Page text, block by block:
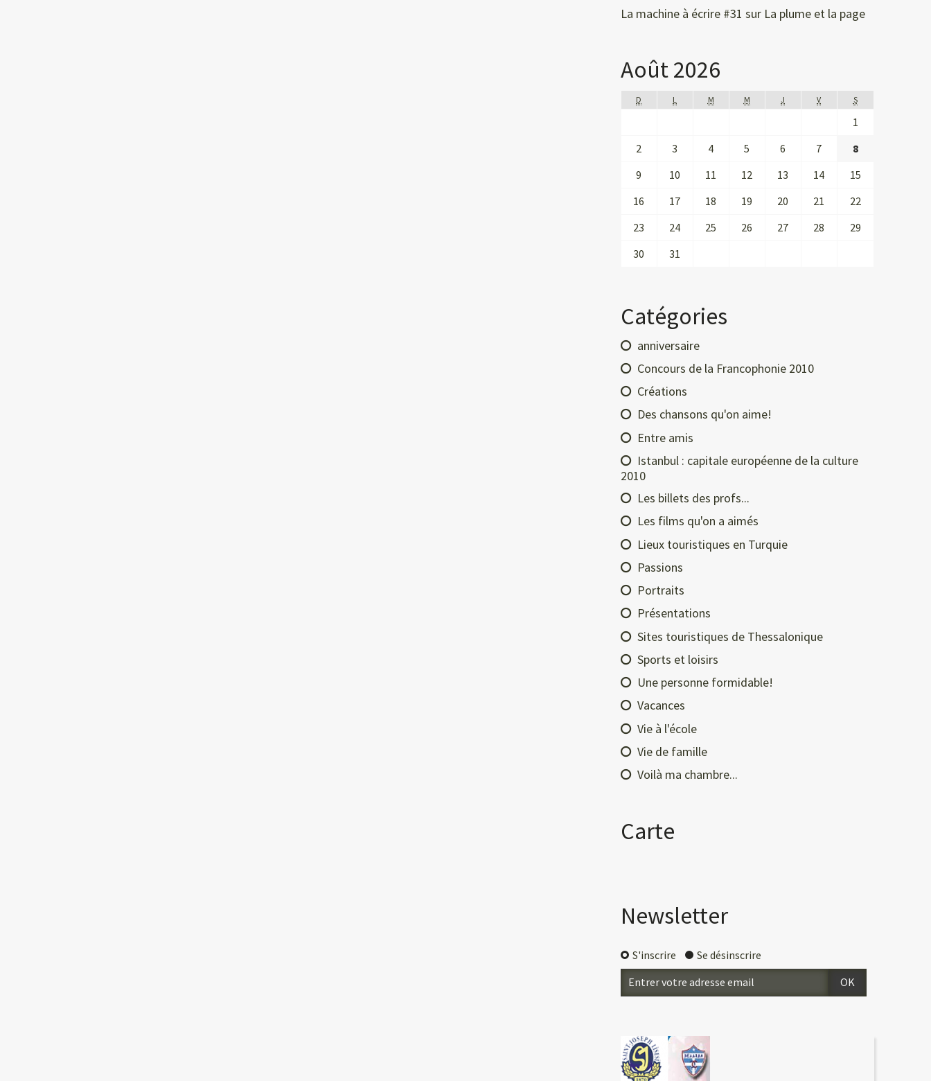
La machine à écrire #31 sur La plume et la page
Août 2026
D L M M J V S
1
2
3 4 5 6 7
8
9
10 11 12 13 14
15
16
17 18 19 20 21
22
23
24 25 26 27 28
29
30
31
Catégories
anniversaire
Concours de la Francophonie 2010
Créations
Des chansons qu'on aime!
Entre amis
Istanbul : capitale européenne de la culture
2010
Les billets des profs...
Les films qu'on a aimés
Lieux touristiques en Turquie
Passions
Portraits
Présentations
Sites touristiques de Thessalonique
Sports et loisirs
Une personne formidable!
Vacances
Vie à l'école
Vie de famille
Voilà ma chambre...
Carte
Newsletter
S'inscrire Se désinscrire